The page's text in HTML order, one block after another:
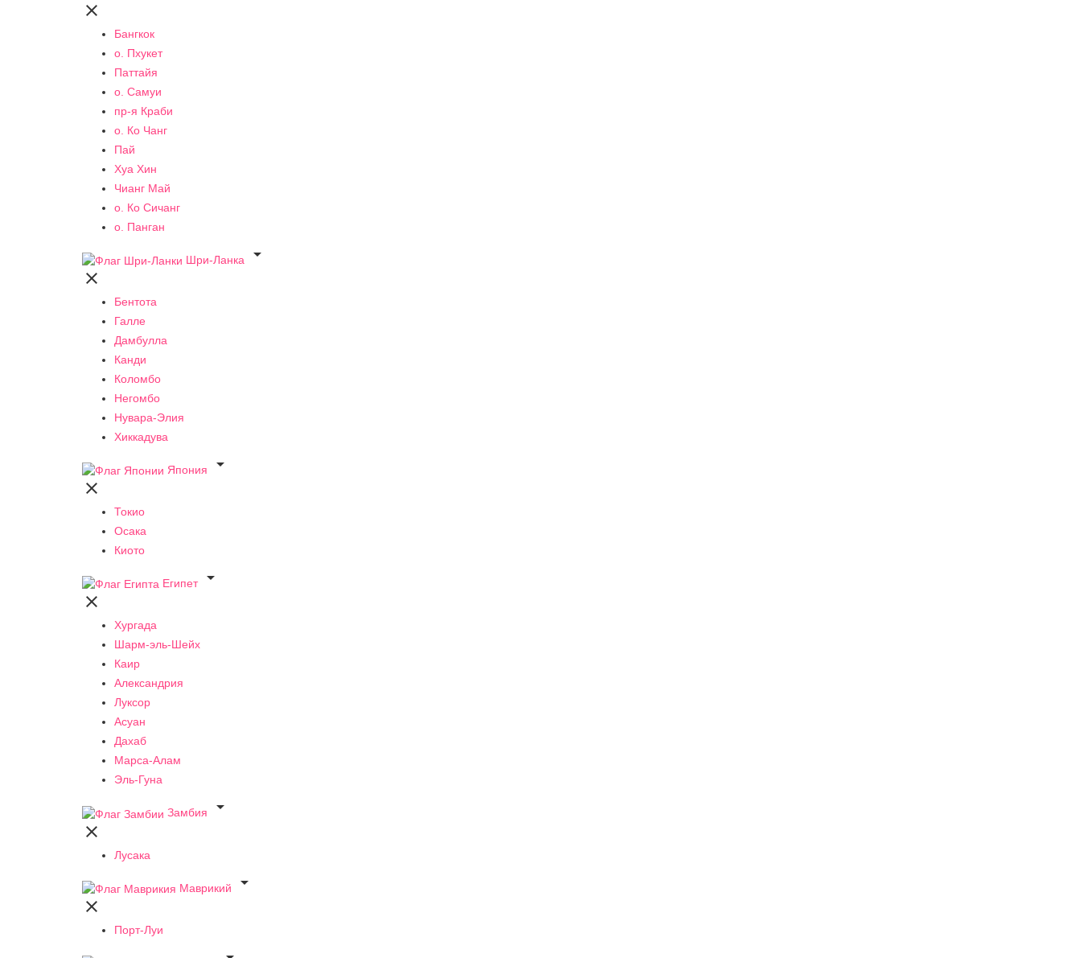

Бангкок
о. Пхукет
Паттайя
о. Самуи
пр-я Краби
о. Ко Чанг
Пай
Хуа Хин
Чианг Май
о. Ко Сичанг
о. Панган
Шри-Ланка


Бентота
Галле
Дамбулла
Канди
Коломбо
Негомбо
Нувара-Элия
Хиккадува
Япония


Токио
Осака
Киото
Египет


Хургада
Шарм-эль-Шейх
Каир
Александрия
Луксор
Асуан
Дахаб
Марса-Алам
Эль-Гуна
Замбия


Лусака
Маврикий


Порт-Луи